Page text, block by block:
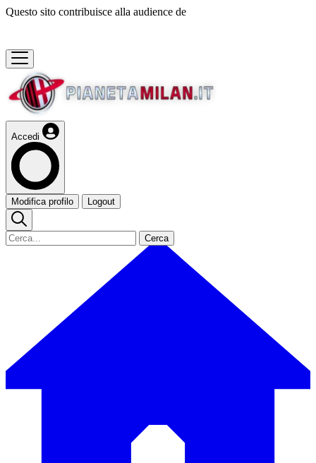
Questo sito contribuisce alla audience de
Accedi
Modifica profilo Logout
Cerca